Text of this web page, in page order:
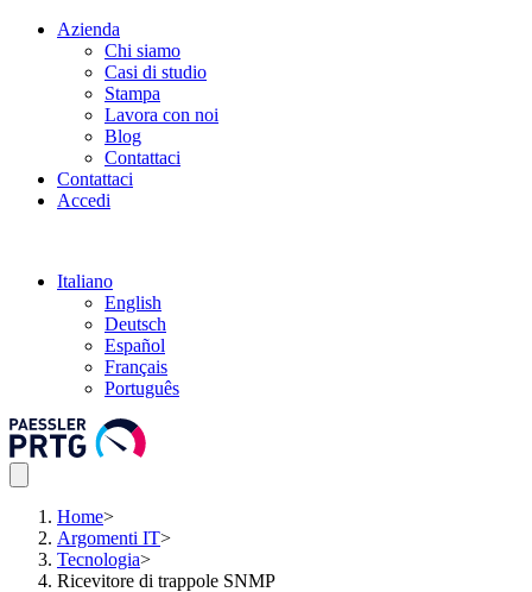
Azienda
Chi siamo
Casi di studio
Stampa
Lavora con noi
Blog
Contattaci
Contattaci
Accedi
Italiano
English
Deutsch
Español
Français
Português
Home>
Argomenti IT>
Tecnologia>
Ricevitore di trappole SNMP